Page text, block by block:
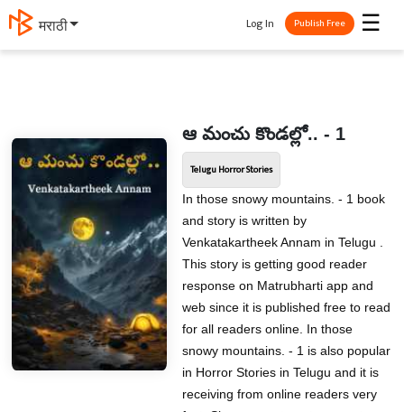
मराठी ☰
Log In Publish Free
ఆ మంచు కొండల్లో.. - 1
Telugu Horror Stories
In those snowy mountains. - 1 book
and story is written by
Venkatakartheek Annam in Telugu .
This story is getting good reader
response on Matrubharti app and
web since it is published free to read
for all readers online. In those
snowy mountains. - 1 is also popular
in Horror Stories in Telugu and it is
receiving from online readers very